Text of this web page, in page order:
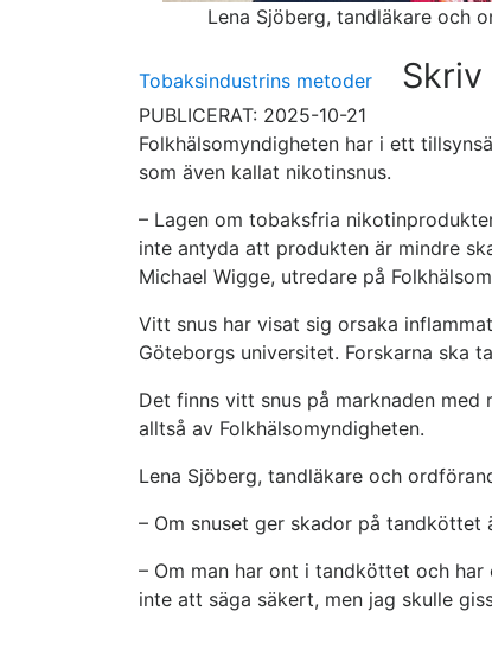
Lena Sjöberg, tandläkare och
Tobaksindustrins metoder Skriv
PUBLICERAT: 2025-10-21
Folkhälsomyndigheten har i ett
som även kallat nikotinsnus.
– Lagen om tobaksfria
inte antyda att produkten är mindre
Michael Wigge, utredare på
Vitt snus har visat sig orsaka
Göteborgs universitet. Forskarna ska
Det finns vitt snus på marknaden med
alltså av Folkhälsomyndigheten.
Lena Sjöberg, tandläkare och
– Om snuset ger skador på tandköttet
– Om man har ont i tandköttet och
inte att säga säkert, men jag skulle